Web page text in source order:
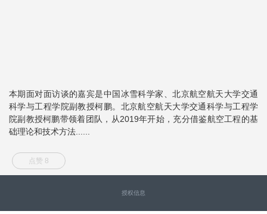
本期面对面访谈的嘉宾是中国冰雪科学家、北京航空航天大学交通
科学与工程学院副教授柯鹏。北京航空航天大学交通科学与工程学
院副教授柯鹏带领着团队，从2019年开始，充分借鉴航空工程的基
础理论和技术方法......
点赞 8
授权信息